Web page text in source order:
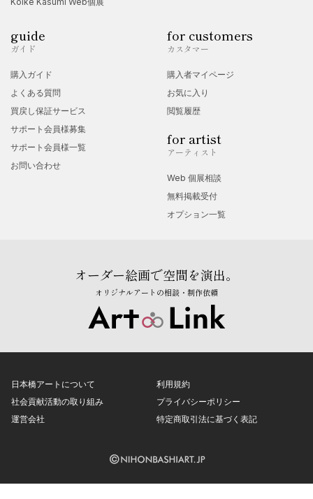
guide
ガイド
購入ガイド
よくある質問
買戻し保証サービス
サポート会員様募集
サポート会員様一覧
お問い合わせ
for customers
カスタマー
購入者マイページ
お気に入り
閲覧履歴
for artist
アーティスト
Web 個展相談
無料掲載受付
オプション一覧
オーダー絵画で空間を演出。
オリジナルアートの相談・制作依頼
日本橋アートについて
社会貢献活動の取り組み
運営会社
利用規約
プライバシーポリシー
特定商取引法に基づく表記